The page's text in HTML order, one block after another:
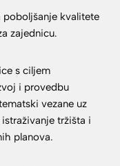
poboljšanje kvalitete
zajednicu.
s ciljem
i provedbu
vezane uz
tržišta i
planova.